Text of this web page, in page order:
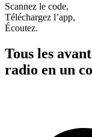
Scannez le code,
Téléchargez l’app,
Écoutez.
Tous les
radio en un